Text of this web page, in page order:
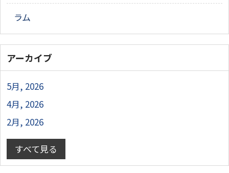
ラム
アーカイブ
5月, 2026
4月, 2026
2月, 2026
すべて見る